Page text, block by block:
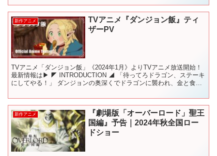
新作アニメ
TVアニメ『ダンジョン飯』ティ
ザーPV
TVアニメ「ダンジョン飯」《2024年1月》よりTVアニメ放送開始！
最新情報は▶ ◤ INTRODUCTION ◢ 「待ってろドラゴン、ステーキ
にしてやる！」 ダンジョンの奥深くでドラゴンに襲われ、金と食料
新作アニメ
『劇場版「オーバーロード」聖王
国編』予告｜2024年秋全国ロー
ドショー